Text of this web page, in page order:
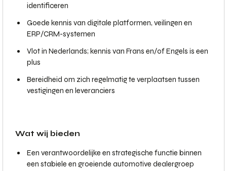
identificeren
Goede kennis van digitale platformen, veilingen en
ERP/CRM-systemen
Vlot in Nederlands; kennis van Frans en/of Engels is een
plus
Bereidheid om zich regelmatig te verplaatsen tussen
vestigingen en leveranciers
Wat wij bieden
Een verantwoordelijke en strategische functie binnen
een stabiele en groeiende automotive dealergroep